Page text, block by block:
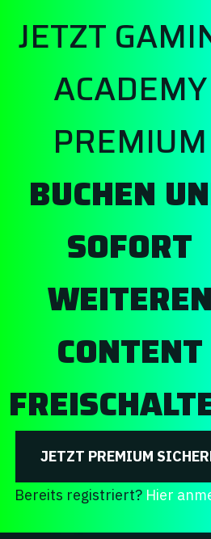
JETZT
ACADEMY
PREMIUM
BUCHEN
SOFORT
WEITEREN
CONTENT
JETZT PREMIUM
Bereits registriert? Hier